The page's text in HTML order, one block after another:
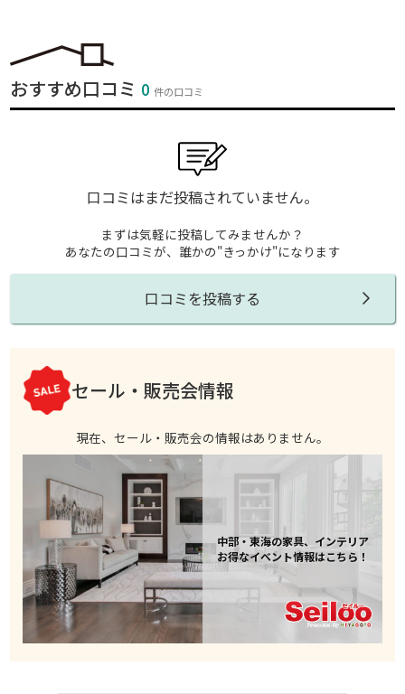
おすすめ口コミ 0件の口コミ
口コミはまだ投稿されていません。
まずは気軽に投稿してみませんか？
あなたの口コミが、誰かの"きっかけ"になります
口コミを投稿する
セール・販売会情報
現在、セール・販売会の情報はありません。
中部・東海の家具、インテリア
お得なイベント情報はこちら！